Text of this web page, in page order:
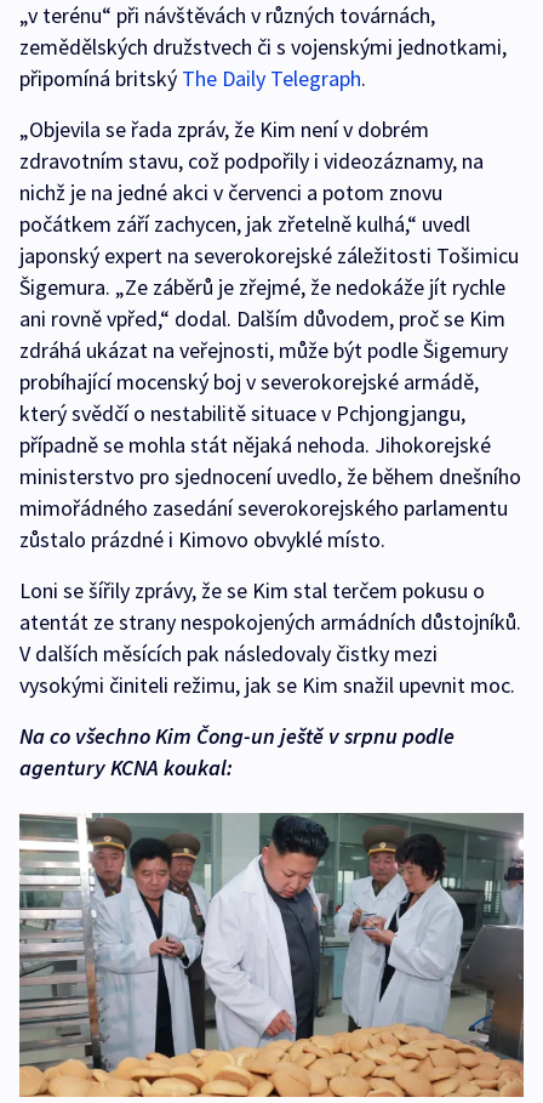
„v terénu“ při návštěvách v různých továrnách,
zemědělských družstvech či s vojenskými jednotkami,
připomíná britský The Daily Telegraph.
„Objevila se řada zpráv, že Kim není v dobrém
zdravotním stavu, což podpořily i videozáznamy, na
nichž je na jedné akci v červenci a potom znovu
počátkem září zachycen, jak zřetelně kulhá,“ uvedl
japonský expert na severokorejské záležitosti Tošimicu
Šigemura. „Ze záběrů je zřejmé, že nedokáže jít rychle
ani rovně vpřed,“ dodal. Dalším důvodem, proč se Kim
zdráhá ukázat na veřejnosti, může být podle Šigemury
probíhající mocenský boj v severokorejské armádě,
který svědčí o nestabilitě situace v Pchjongjangu,
případně se mohla stát nějaká nehoda. Jihokorejské
ministerstvo pro sjednocení uvedlo, že během dnešního
mimořádného zasedání severokorejského parlamentu
zůstalo prázdné i Kimovo obvyklé místo.
Loni se šířily zprávy, že se Kim stal terčem pokusu o
atentát ze strany nespokojených armádních důstojníků.
V dalších měsících pak následovaly čistky mezi
vysokými činiteli režimu, jak se Kim snažil upevnit moc.
Na co všechno Kim Čong-un ještě v srpnu podle
agentury KCNA koukal: